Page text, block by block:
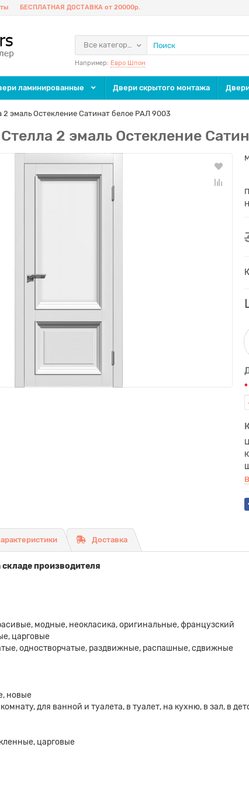
БЕСПЛАТНАЯ ДОСТАВКА от 20000р.
Все категории
Например: Евро Шпон
ламинированные Двери скрытого монтажа
2 эмаль Остекление Сатинат белое РАЛ 9003
2 эмаль Остекление
Доставка
производителя
модные, неокласика, оригинальные, французский
царговые
одностворчатые, раздвижные, распашные, сдвижные
новые
для ванной и туалета, в туалет, на кухню, в зал, в
царговые